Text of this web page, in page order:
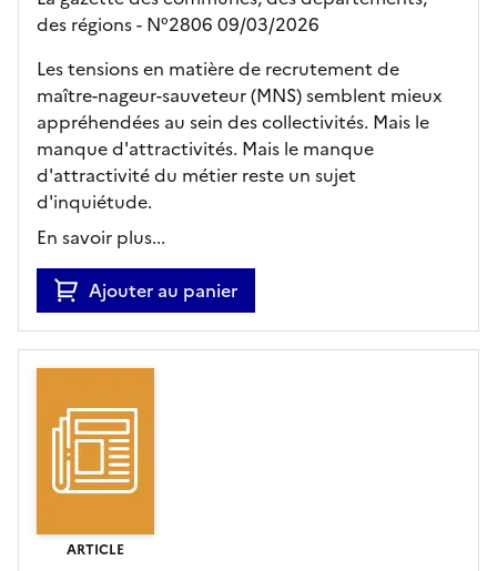
des régions - N°2806 09/03/2026
Les tensions en matière de recrutement de
maître-nageur-sauveteur (MNS) semblent mieux
appréhendées au sein des collectivités. Mais le
manque d'attractivités. Mais le manque
d'attractivité du métier reste un sujet
d'inquiétude.
En savoir plus...
Ajouter au panier
ARTICLE